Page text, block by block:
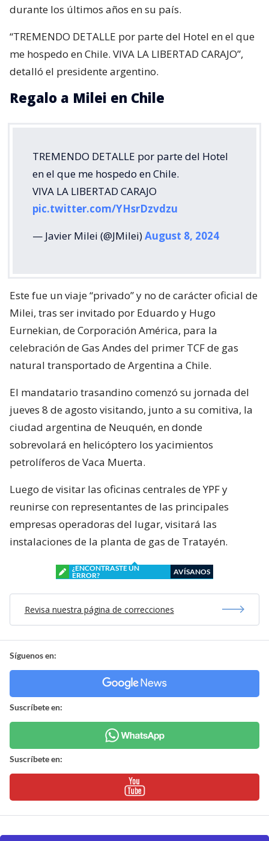
durante los últimos años en su país.
“TREMENDO DETALLE por parte del Hotel en el que
me hospedo en Chile. VIVA LA LIBERTAD CARAJO”,
detalló el presidente argentino.
Regalo a Milei en Chile
TREMENDO DETALLE por parte del Hotel
en el que me hospedo en Chile.
VIVA LA LIBERTAD CARAJO
pic.twitter.com/YHsrDzvdzu
— Javier Milei (@JMilei)August 8, 2024
Este fue un viaje “privado” y no de carácter oficial de
Milei, tras ser invitado por Eduardo y Hugo
Eurnekian, de Corporación América, para la
celebración de Gas Andes del primer TCF de gas
natural transportado de Argentina a Chile.
El mandatario trasandino comenzó su jornada del
jueves 8 de agosto visitando, junto a su comitiva, la
ciudad argentina de Neuquén, en donde
sobrevolará en helicóptero los yacimientos
petrolíferos de Vaca Muerta.
Luego de visitar las oficinas centrales de YPF y
reunirse con representantes de las principales
empresas operadoras del lugar, visitará las
instalaciones de la planta de gas de Tratayén.
¿ENCONTRASTE UN
ERROR?
AVÍSANOS
Revisa nuestra página de correcciones
Síguenos en:
Suscríbete en:
Suscríbete en: